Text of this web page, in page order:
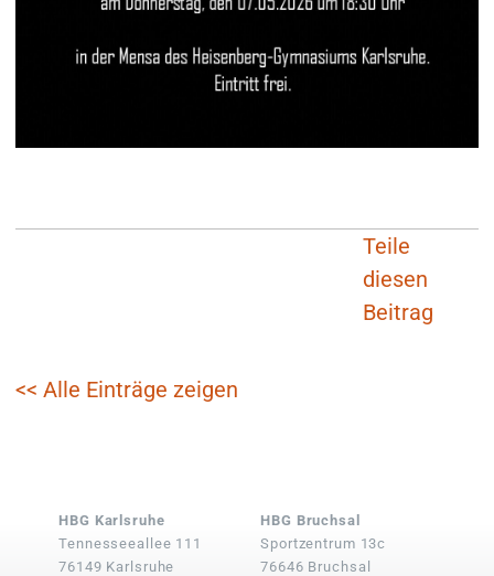
Teile
diesen
Beitrag
<< Alle Einträge zeigen
HBG Karlsruhe
Tennesseeallee 111
76149 Karlsruhe
HBG Bruchsal
Sportzentrum 13c
76646 Bruchsal